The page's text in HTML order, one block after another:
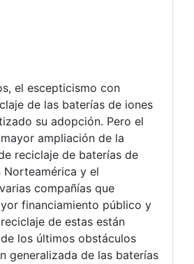
el escepticismo con
de las baterías de iones
su adopción. Pero el
ampliación de la
reciclaje de baterías de
Norteamérica y el
compañías que
financiamiento público y
de estas están
los últimos obstáculos
generalizada de las baterías